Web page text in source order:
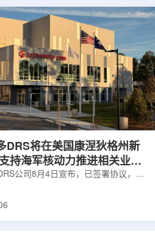
DRS将在美国康涅狄格州新
持海军核动力推进相关业务
公司8月4日宣布，已签署协议，将
核能领域的后续增长提供空间和基础